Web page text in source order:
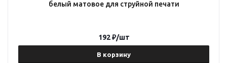
белый матовое для струйной печати
В корзину
192₽/шт